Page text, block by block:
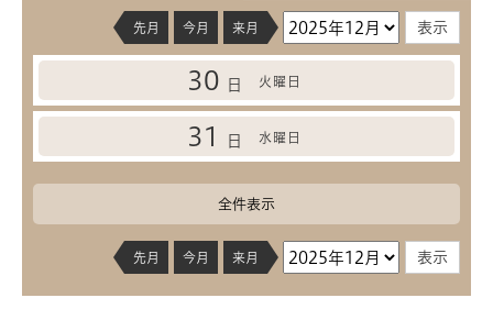
先月 今月 来月
30 日 火曜日
31 日 水曜日
全件表示
先月 今月 来月